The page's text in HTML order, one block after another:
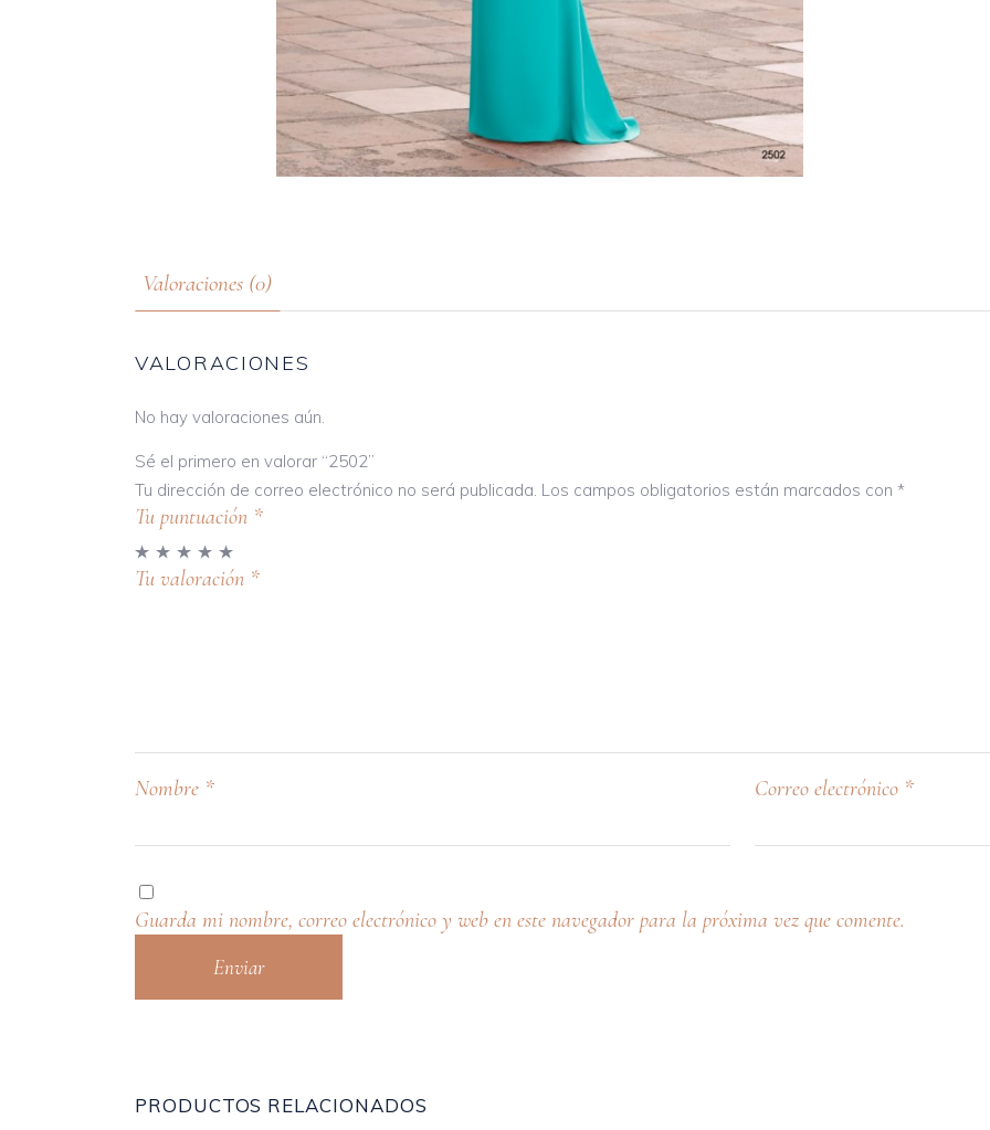
Valoraciones (0)
VALORACIONES
No hay valoraciones aún.
Sé el primero en valorar “2502”
Tu dirección de correo electrónico no será publicada. Los campos obligatorios están marcados con *
Tu puntuación *
Tu valoración *
Nombre * Correo electrónico *
Guarda mi nombre, correo electrónico y web en este navegador para la próxima vez que comente.
PRODUCTOS RELACIONADOS